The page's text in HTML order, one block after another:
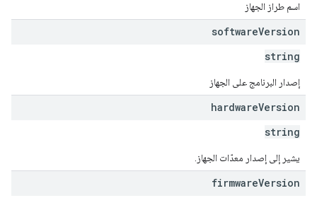
اسم طراز الجهاز
softwareVersion
string
إصدار البرنامج على الجهاز
hardwareVersion
string
يشير إلى إصدار معدّات الجهاز.
firmwareVersion